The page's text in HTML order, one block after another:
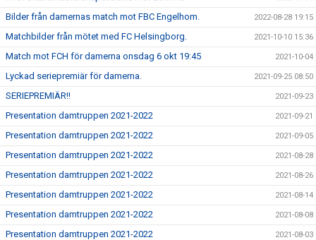
Bilder från damernas match mot FBC Engelhom. 2022-08-28 19:15
Matchbilder från mötet med FC Helsingborg. 2021-10-10 15:36
Match mot FCH för damerna onsdag 6 okt 19:45 2021-10-04
Lyckad seriepremiär för damerna. 2021-09-25 08:50
SERIEPREMIÄR!! 2021-09-23
Presentation damtruppen 2021-2022 2021-09-21
Presentation damtruppen 2021-2022 2021-09-05
Presentation damtruppen 2021-2022 2021-08-28
Presentation damtruppen 2021-2022 2021-08-26
Presentation damtruppen 2021-2022 2021-08-14
Presentation damtruppen 2021-2022 2021-08-08
Presentation damtruppen 2021-2022 2021-08-03